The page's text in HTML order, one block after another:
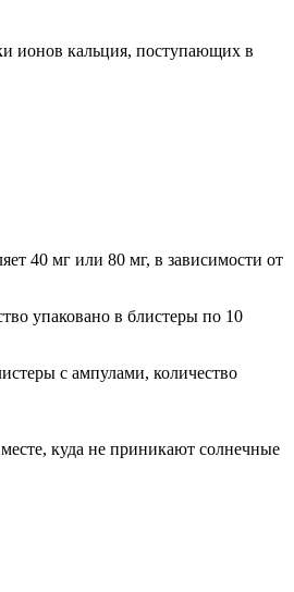
ионов кальция, поступающих в
40 мг или 80 мг, в зависимости от
упаковано в блистеры по 10
с ампулами, количество
куда не приникают солнечные